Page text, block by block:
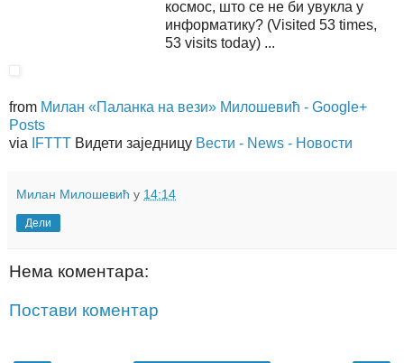
космос, што се не би увукла у
информатику? (Visited 53 times,
53 visits today) ...
from Милан «Паланка на вези» Милошевић - Google+
Posts
via
IFTTT Видети заједницу Вести - News - Новости
Милан Милошевић у 14:14
Дели
Нема коментара:
Постави коментар